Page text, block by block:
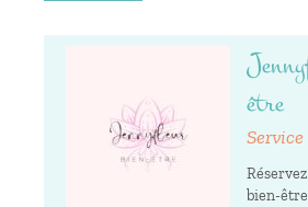
être
bien-